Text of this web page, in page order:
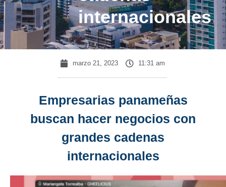
internacionales
marzo 21, 2023 11:31 am
Empresarias panameñas
buscan hacer negocios con
grandes cadenas
internacionales